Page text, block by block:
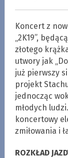
Koncert z
„2K19”,
złotego
utwory jak
już pierwszy
projekt
jednocząc
młodych
koncertowy
zmiłowania i
ROZKŁAD